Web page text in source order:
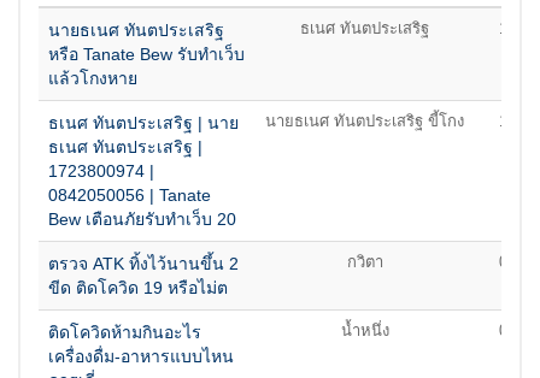
นายธเนศ ทันตประเสริฐ
หรือ Tanate Bew รับทำเว็บ
แล้วโกงหาย
ธเนศ ทันตประเสริฐ 17/
ธเนศ ทันตประเสริฐ | นาย
ธเนศ ทันตประเสริฐ |
1723800974 |
0842050056 | Tanate
Bew เตือนภัยรับทำเว็บ 20
นายธเนศ ทันตประเสริฐ ขี้โกง 17/
ตรวจ ATK ทิ้งไว้นานขึ้น 2
ขีด ติดโควิด 19 หรือไม่ต
กวิตา 01/
ติดโควิดห้ามกินอะไร
เครื่องดื่ม-อาหารแบบไหน
น้ำหนึ่ง 01/